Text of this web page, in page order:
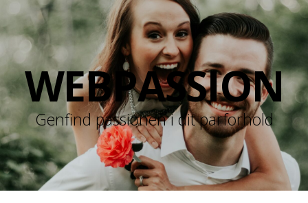
WEBPASSION
Genfind passionen i dit parforhold